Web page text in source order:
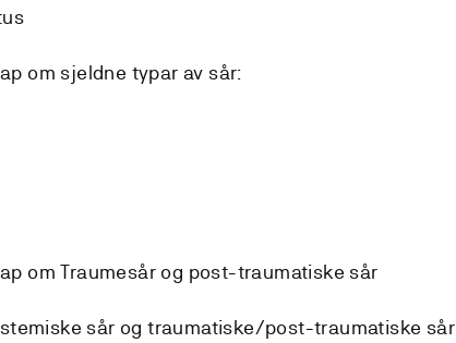
om sjeldne typar av sår:
om Traumesår og post-traumatiske sår
sår og traumatiske/post-traumatiske sår